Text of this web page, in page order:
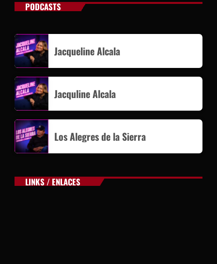
PODCASTS
Jacqueline Alcala
Jacquline Alcala
Los Alegres de la Sierra
LINKS / ENLACES